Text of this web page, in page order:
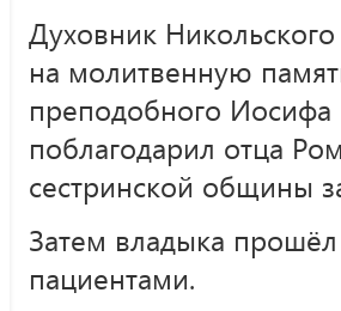
Духовник
на молитвенную
преподобного
поблагодарил отца
сестринской общины
Затем владыка
пациентами.